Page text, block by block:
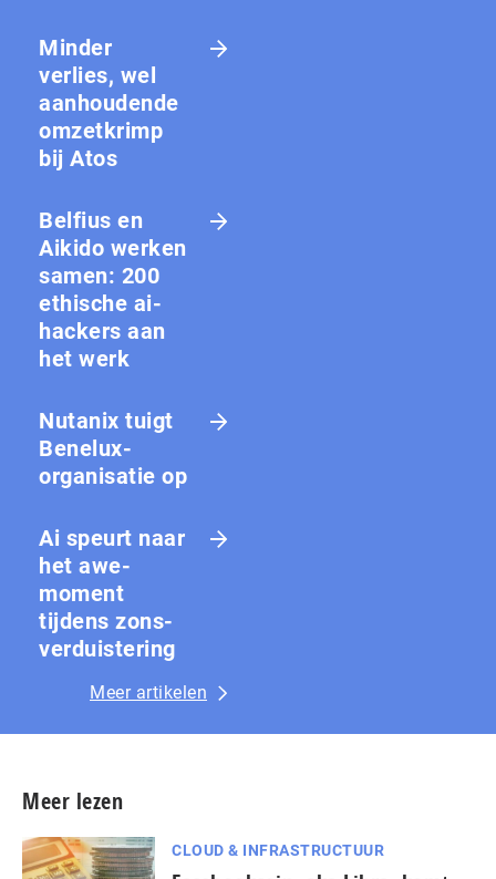
Minder
verlies, wel
aanhoudende
omzetkrimp
bij Atos
Belfius en
Aikido werken
samen: 200
ethische ai-
hackers aan
het werk
Nutanix tuigt
Benelux-
organisatie op
Ai speurt naar
het awe-
moment
tijdens zons­
ver­duis­te­ring
Meer artikelen
Meer lezen
CLOUD & INFRASTRUCTUUR